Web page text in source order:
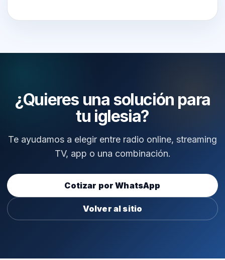
¿Quieres una solución para
tu iglesia?
Te ayudamos a elegir entre radio online, streaming
TV, app o una combinación.
Cotizar por WhatsApp
Volver al sitio